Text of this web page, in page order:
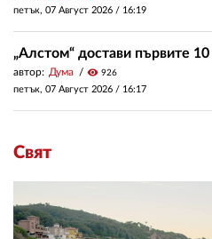
петък, 07 Август 2026 / 16:19
„Алстом“ достави първите
автор: Дума visibility 926
петък, 07 Август 2026 / 16:17
Свят